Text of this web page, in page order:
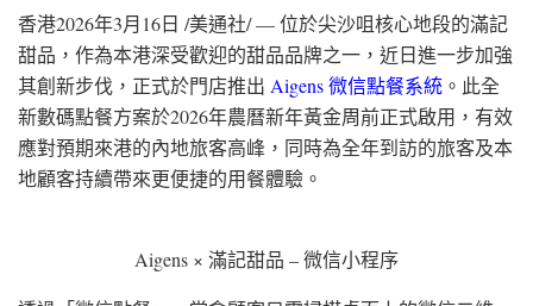
香港2026年3月16日 /美通社/ — 位於尖沙咀核心地段的滿記
甜品，作為本港深受歡迎的甜品品牌之一，近日進一步加強
其創新步伐，正式於門店推出 Aigens 微信點餐系統 。此全
新數碼點餐方案於2026年農曆新年黃金周前正式啟用，有效
應對預期來港的內地旅客高峰，同時為全年到訪的旅客及本
地顧客持續帶來更便捷的用餐體驗。
Aigens × 滿記甜品 – 微信小程序